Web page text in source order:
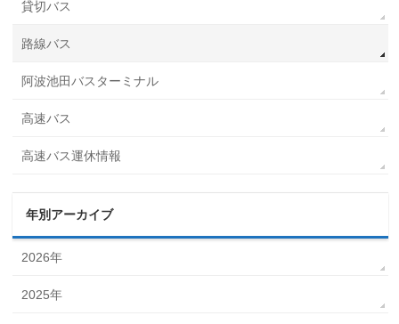
貸切バス
路線バス
阿波池田バスターミナル
高速バス
高速バス運休情報
年別アーカイブ
2026年
2025年